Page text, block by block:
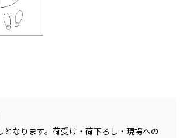
となります。荷受け・荷下ろし・現場への